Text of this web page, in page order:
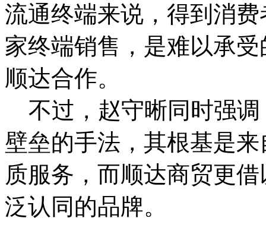
流通终端来说，得到消
家终端销售，是难以承
顺达合作。
不过，赵守晰同时强调
壁垒的手法，其根基是
质服务，而顺达商贸更
泛认同的品牌。